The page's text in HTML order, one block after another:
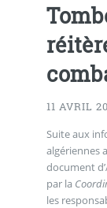
11 AVRIL
Suite aux
algériennes
document
par la
les